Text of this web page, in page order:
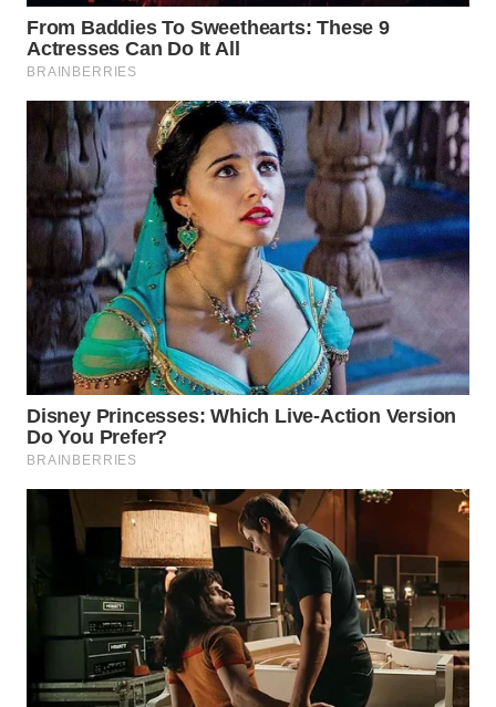
SUMEDANG
WN
CIANJUR
WN
KEPULAUAN
SERIBU
WN
TANGERANG
WN
BINJAI
WN
CIREBON
INDRAMAYU
WN
KUNINGAN
WN
MAJALENGKA